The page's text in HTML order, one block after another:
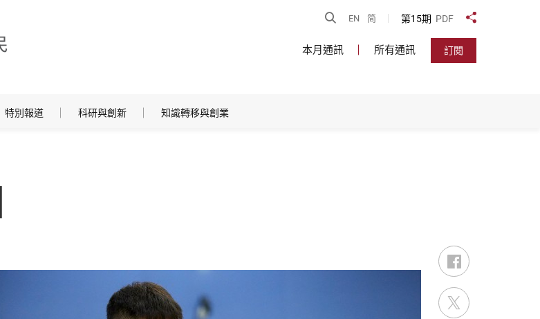
開啟搜尋
EN 简 第15期 PDF 分享到
本月通訊 所有通訊 訂閱
特別報道 科研與創新 知識轉移與創業